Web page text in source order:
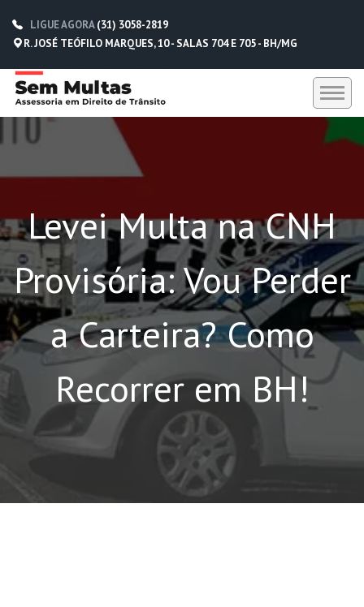
LIGUE AGORA(31) 3058-2819
R. JOSÉ TEÓFILO MARQUES, 10 - SALAS 704 E 705 - BH/MG
DEPOIMENTOS
CONTATO
(31) 3058-2819
(31) 98229-5662
(31) 98752-0612
Levei Multa na CNH
Provisória: Vou Perder
a Carteira? Como
Recorrer em BH!